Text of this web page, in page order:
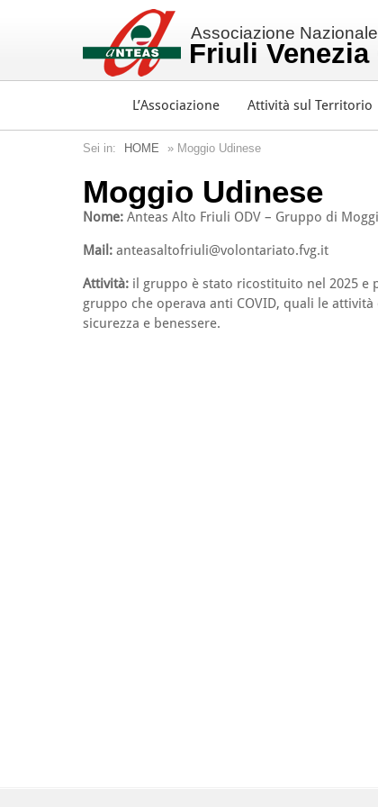
Associazione
Friuli
L’Associazione Attività sul Territorio
Sei in: HOME » Moggio Udinese
Moggio Udinese
Nome: Anteas Alto Friuli ODV – Gruppo di
Mail: anteasaltofriuli@volontariato.fvg.it
Attività: il gruppo è stato ricostituito nel 2025 e
gruppo che operava anti COVID, quali le
sicurezza e benessere.